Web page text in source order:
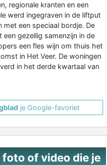
regionale kranten en een
werd ingegraven in de liftput
een speciaal bordje. De
gezellig samenzijn in de
een fles wijn om thuis het
in Het Veer. De woningen
in het derde kwartaal van
je Google-favoriet
foto of video die je